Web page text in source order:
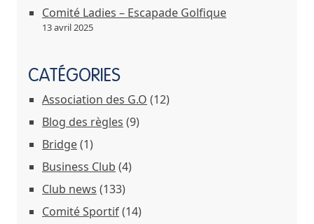
Comité Ladies – Escapade Golfique
13 avril 2025
CATÉGORIES
Association des G.O (12)
Blog des règles (9)
Bridge(1)
Business Club (4)
Club news (133)
Comité Sportif(14)